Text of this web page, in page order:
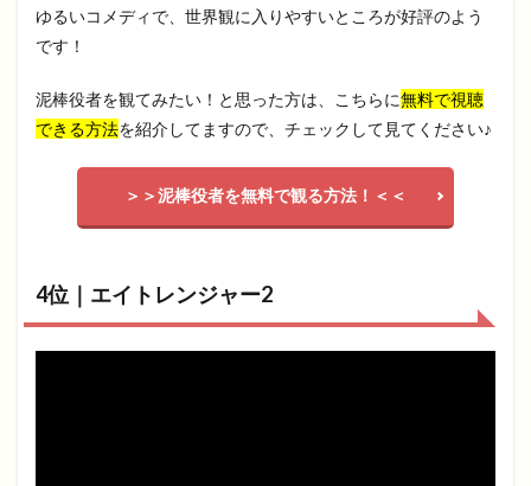
ゆるいコメディで、世界観に入りやすいところが好評のよう
です！
泥棒役者を観てみたい！と思った方は、こちらに無料で視聴
できる方法を紹介してますので、チェックして見てください♪
＞＞泥棒役者を無料で観る方法！＜＜
4位｜エイトレンジャー2